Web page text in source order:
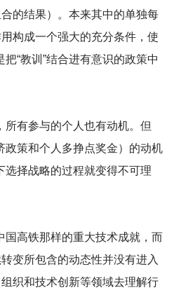
的结果）。本来其中的单独每
构成一个强大的充分条件，使
“教训”结合进有意识的政策中
有参与的个人也有动机。但
政策和个人多挣点奖金）的动机
择战略的过程就变得不可理
国高铁那样的重大技术成就，而
变所包含的动态性并没有进入
织和技术创新等领域去理解行